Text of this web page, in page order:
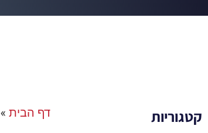
קטגוריות דף הבית»